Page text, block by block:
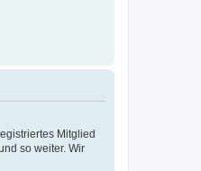
Mitglied
so weiter. Wir